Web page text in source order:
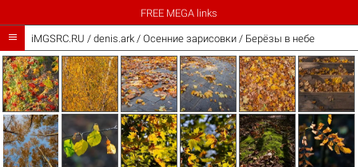
FREE MEGA links
 iMGSRC.RU / denis.ark/ Осенние зарисовки / Берёзы в небе